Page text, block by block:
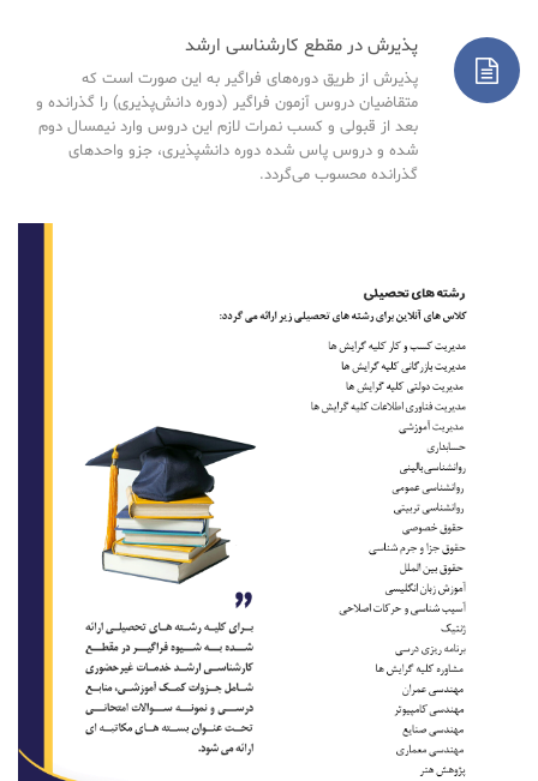
پذیرش در مقطع کارشناسی ارشد
پذیرش از طریق دوره‌های فراگیر به این صورت است که
متقاضیان دروس آزمون فراگیر (دوره دانش‌پذیری) را گذرانده و
بعد از قبولی و کسب نمرات لازم این دروس وارد نیمسال دوم
شده و دروس پاس شده دوره دانشپذیری، جزو واحدهای
گذرانده محسوب می‌گردد.